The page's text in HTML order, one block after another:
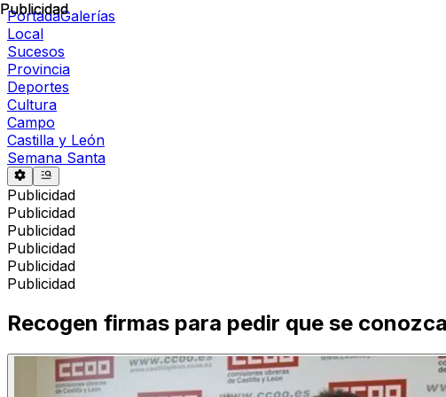
PortadaGalerías
Local
Sucesos
Provincia
Deportes
Cultura
Campo
Castilla y León
Semana Santa
Publicidad
Publicidad
Publicidad
Publicidad
Publicidad
Publicidad
Publicidad
Recogen firmas para pedir que se
Publicidad